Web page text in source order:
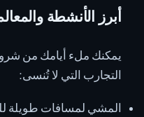
أبرز الأنشطة
يمكنك ملء أيامك من
التجارب التي لا تُنسى: